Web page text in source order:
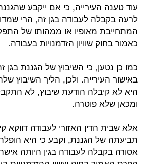
עוד טענה העירייה, כי אם ייקבע
לרעה בקבלה לעבודה בגן זה, הרי
המתחייבת מאופיו או ממהותו של
כאמור בחוק שוויון הזדמנויות בעבודה.
כמו כן נטען, כי השיבוץ של הגננת בגן
באישור העירייה. ולכן, הליך השיבוץ
היא לא קיבלה הודעת שיבוץ, לא
ומכאן שלא פוטרה.
אלא שבית הדין האזורי לעבודה דווקא
תביעתה של הגננת, וקבע כי היא
אסורה בקבלה לעבודה בגין היותה